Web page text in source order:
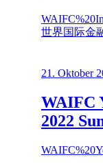
世界国际金
21. Oktober
WAIFC
2022